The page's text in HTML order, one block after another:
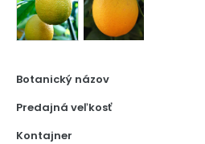
Botanický názov
Predajná veľkosť
Kontajner